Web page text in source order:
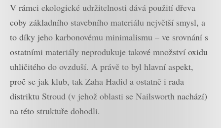
V rámci ekologické udržitelnosti dává použití dřeva
coby základního stavebního materiálu největší smysl, a
to díky jeho karbonovému minimalismu – ve srovnání s
ostatními materiály neprodukuje takové množství oxidu
uhličitého do ovzduší. A právě to byl hlavní aspekt,
proč se jak klub, tak Zaha Hadid a ostatně i rada
distriktu Stroud (v jehož oblasti se Nailsworth nachází)
na této struktuře dohodli.